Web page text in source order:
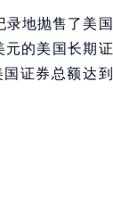
录地抛售了美国
的美国长期证
证券总额达到